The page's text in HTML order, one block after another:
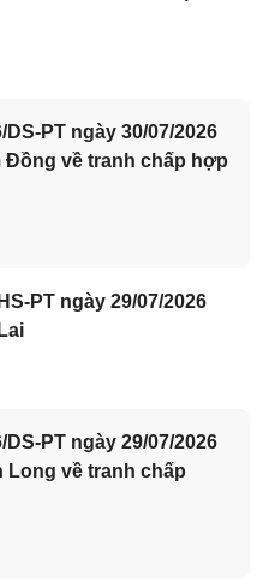
DS-PT ngày 30/07/2026
Đồng về tranh chấp hợp
PT ngày 29/07/2026
DS-PT ngày 29/07/2026
Long về tranh chấp